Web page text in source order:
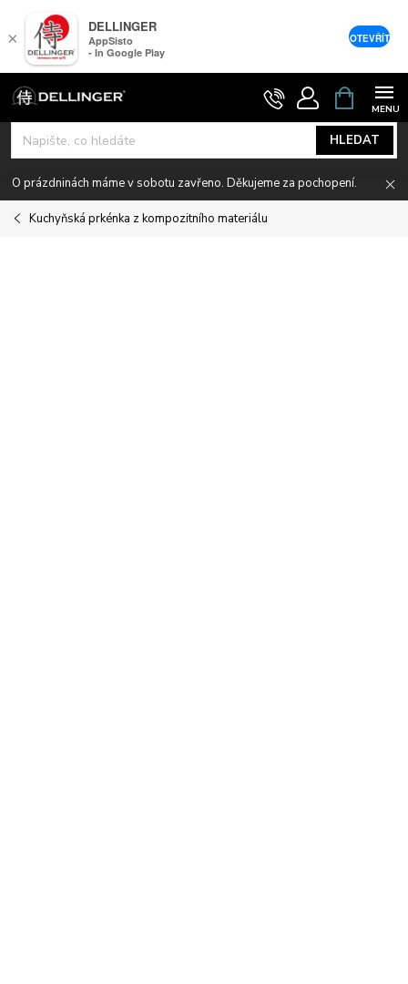
Přejít
na
obsah
HLEDAT
NÁKUPNÍ
KOŠÍK
O prázdninách máme v sobotu zavřeno. Děkujeme za pochopení.
Kuchyňská prkénka z kompozitního materiálu
×
DELLINGER
AppSisto
- In Google Play
OTEVŘÍT